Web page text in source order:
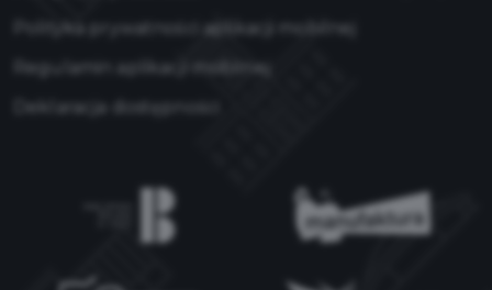
Polityka prywatności aplikacji mobilnej
Regulamin aplikacji mobilnej
Deklaracja dostępności